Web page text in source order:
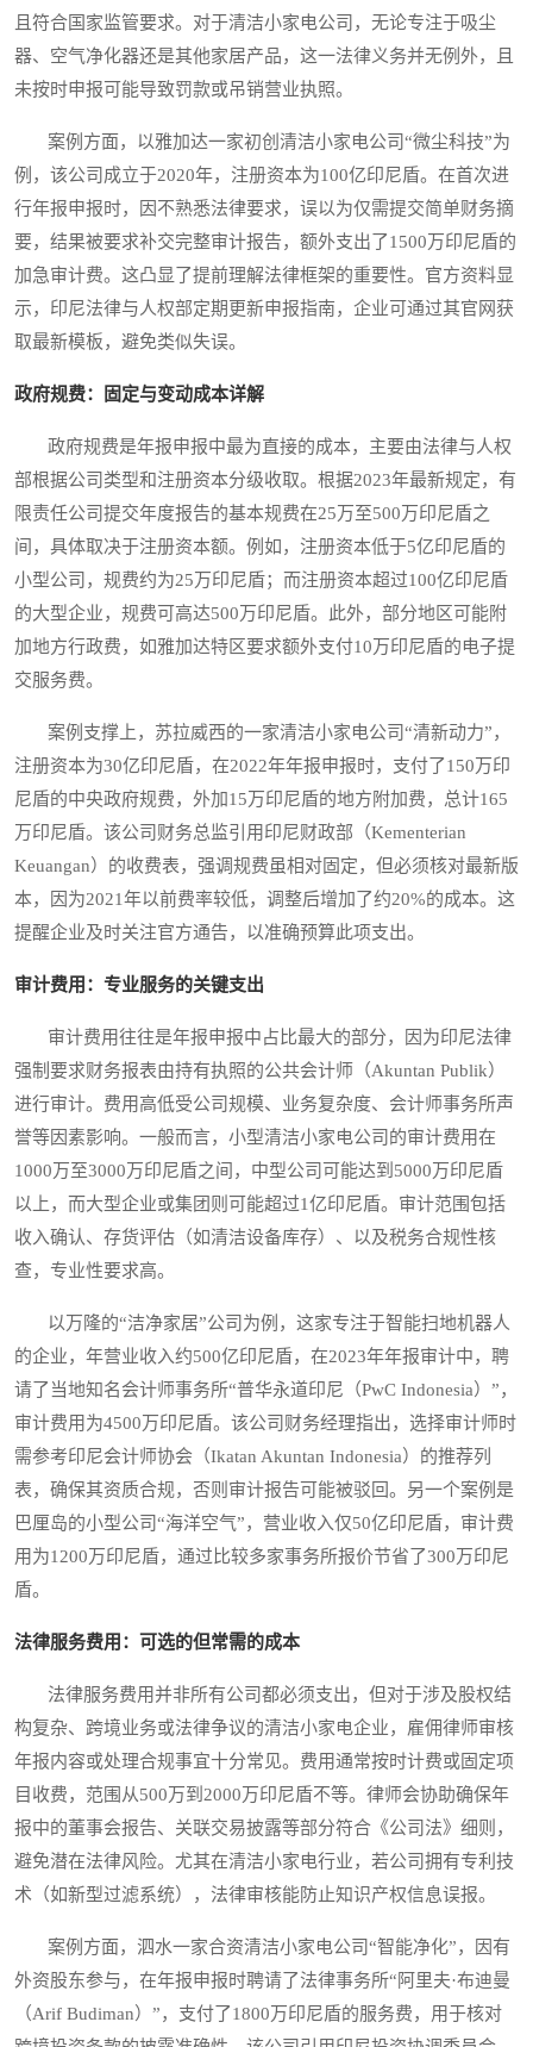
且符合国家监管要求。对于清洁小家电公司，无论专注于吸尘
器、空气净化器还是其他家居产品，这一法律义务并无例外，且
未按时申报可能导致罚款或吊销营业执照。
案例方面，以雅加达一家初创清洁小家电公司“微尘科技”为
例，该公司成立于2020年，注册资本为100亿印尼盾。在首次进
行年报申报时，因不熟悉法律要求，误以为仅需提交简单财务摘
要，结果被要求补交完整审计报告，额外支出了1500万印尼盾的
加急审计费。这凸显了提前理解法律框架的重要性。官方资料显
示，印尼法律与人权部定期更新申报指南，企业可通过其官网获
取最新模板，避免类似失误。
政府规费：固定与变动成本详解
政府规费是年报申报中最为直接的成本，主要由法律与人权
部根据公司类型和注册资本分级收取。根据2023年最新规定，有
限责任公司提交年度报告的基本规费在25万至500万印尼盾之
间，具体取决于注册资本额。例如，注册资本低于5亿印尼盾的
小型公司，规费约为25万印尼盾；而注册资本超过100亿印尼盾
的大型企业，规费可高达500万印尼盾。此外，部分地区可能附
加地方行政费，如雅加达特区要求额外支付10万印尼盾的电子提
交服务费。
案例支撑上，苏拉威西的一家清洁小家电公司“清新动力”，
注册资本为30亿印尼盾，在2022年年报申报时，支付了150万印
尼盾的中央政府规费，外加15万印尼盾的地方附加费，总计165
万印尼盾。该公司财务总监引用印尼财政部（Kementerian
Keuangan）的收费表，强调规费虽相对固定，但必须核对最新版
本，因为2021年以前费率较低，调整后增加了约20%的成本。这
提醒企业及时关注官方通告，以准确预算此项支出。
审计费用：专业服务的关键支出
审计费用往往是年报申报中占比最大的部分，因为印尼法律
强制要求财务报表由持有执照的公共会计师（Akuntan Publik）
进行审计。费用高低受公司规模、业务复杂度、会计师事务所声
誉等因素影响。一般而言，小型清洁小家电公司的审计费用在
1000万至3000万印尼盾之间，中型公司可能达到5000万印尼盾
以上，而大型企业或集团则可能超过1亿印尼盾。审计范围包括
收入确认、存货评估（如清洁设备库存）、以及税务合规性核
查，专业性要求高。
以万隆的“洁净家居”公司为例，这家专注于智能扫地机器人
的企业，年营业收入约500亿印尼盾，在2023年年报审计中，聘
请了当地知名会计师事务所“普华永道印尼（PwC Indonesia）”，
审计费用为4500万印尼盾。该公司财务经理指出，选择审计师时
需参考印尼会计师协会（Ikatan Akuntan Indonesia）的推荐列
表，确保其资质合规，否则审计报告可能被驳回。另一个案例是
巴厘岛的小型公司“海洋空气”，营业收入仅50亿印尼盾，审计费
用为1200万印尼盾，通过比较多家事务所报价节省了300万印尼
盾。
法律服务费用：可选的但常需的成本
法律服务费用并非所有公司都必须支出，但对于涉及股权结
构复杂、跨境业务或法律争议的清洁小家电企业，雇佣律师审核
年报内容或处理合规事宜十分常见。费用通常按时计费或固定项
目收费，范围从500万到2000万印尼盾不等。律师会协助确保年
报中的董事会报告、关联交易披露等部分符合《公司法》细则，
避免潜在法律风险。尤其在清洁小家电行业，若公司拥有专利技
术（如新型过滤系统），法律审核能防止知识产权信息误报。
案例方面，泗水一家合资清洁小家电公司“智能净化”，因有
外资股东参与，在年报申报时聘请了法律事务所“阿里夫·布迪曼
（Arif Budiman）”，支付了1800万印尼盾的服务费，用于核对